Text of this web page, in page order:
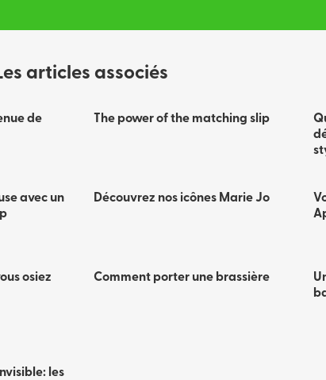
articles associés
de
The power of the matching slip
avec un
Découvrez nos icônes Marie Jo
osiez
Comment porter une brassière
les